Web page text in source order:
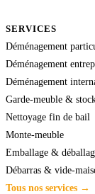
SERVICES
Déménagement
Déménagement
Déménagement
Garde-meuble &
Nettoyage fin de bail
Monte-meuble
Emballage &
Débarras & vide-
Tous nos services →